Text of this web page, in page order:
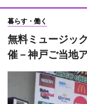
暮らす・働く
無料ミュージッ
催－神戸ご当地